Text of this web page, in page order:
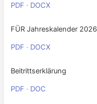
PDF · DOCX
FÜR Jahreskalender 2026
PDF · DOCX
Beitrittserklärung
PDF · DOC